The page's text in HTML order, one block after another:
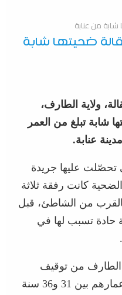
من عنابة
ضحيتها شابة
ولاية الطارف،
شابة تبلغ من العمر
تحصّلت عليها جريدة
كانت رفقة ثلاثة
من الشاطئ، قبل
حادة تسبب لها في
الطارف من توقيف
المشتبه فيهم، الذين تتراوح أعمارهم بين 31 و36 سنة